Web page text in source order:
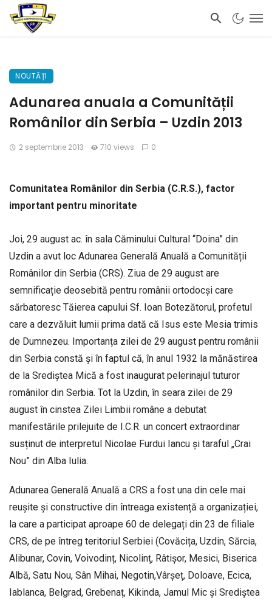
NOUTĂȚI
Adunarea anuala a Comunității
Românilor din Serbia – Uzdin 2013
2 septembrie 2013 710 views 0
Comunitatea Românilor din Serbia (C.R.S.), factor
important pentru minoritate
Joi, 29 august ac. în sala Căminului Cultural “Doina” din
Uzdin a avut loc Adunarea Generală Anuală a Comunității
Românilor din Serbia (CRS). Ziua de 29 august are
semnificație deosebită pentru românii ortodocși care
sărbatoresc Tăierea capului Sf. Ioan Botezătorul, profetul
care a dezvăluit lumii prima dată că Isus este Mesia trimis
de Dumnezeu. Importanța zilei de 29 august pentru românii
din Serbia constă și în faptul că, în anul 1932 la mănăstirea
de la Srediștea Mică a fost inaugurat pelerinajul tuturor
românilor din Serbia. Tot la Uzdin, în seara zilei de 29
august în cinstea Zilei Limbii române a debutat
manifestările prilejuite de I.C.R. un concert extraordinar
susținut de interpretul Nicolae Furdui Iancu și taraful „Crai
Nou” din Alba Iulia.
Adunarea Generală Anuală a CRS a fost una din cele mai
reușite și constructive din întreaga existență a organizației,
la care a participat aproape 60 de delegați din 23 de filiale
CRS, de pe întreg teritoriul Serbiei (Covăcița, Uzdin, Sărcia,
Alibunar, Covin, Voivodinț, Nicolinț, Râtișor, Mesici, Biserica
Albă, Satu Nou, Sân Mihai, Negotin,Vârșeț, Doloave, Ecica,
Iablanca, Belgrad, Grebenaț, Kikinda, Jamul Mic și Srediștea